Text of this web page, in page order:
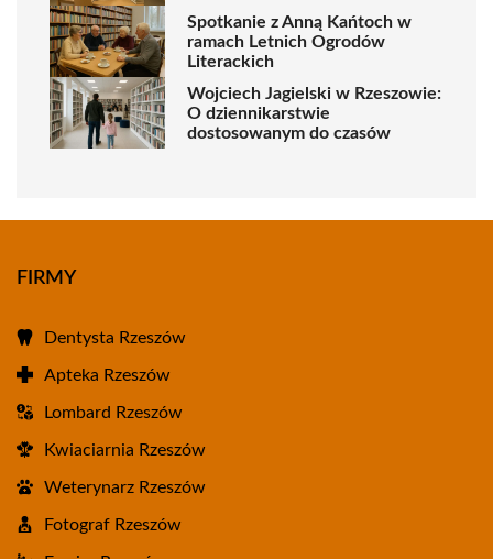
Spotkanie z Anną Kańtoch w
ramach Letnich Ogrodów
Literackich
Wojciech Jagielski w Rzeszowie:
O dziennikarstwie
dostosowanym do czasów
FIRMY
Dentysta Rzeszów
Apteka Rzeszów
Lombard Rzeszów
Kwiaciarnia Rzeszów
Weterynarz Rzeszów
Fotograf Rzeszów